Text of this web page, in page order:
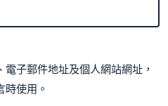
電子郵件地址及個人網站網址，
時使用。